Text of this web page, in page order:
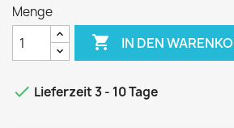
Menge
 IN DEN
 Lieferzeit 3 - 10 Tage